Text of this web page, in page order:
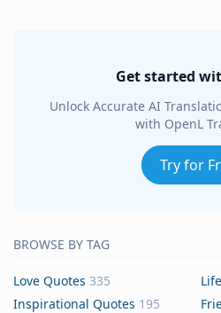
Get started
Unlock Accurate AI
with OpenL
Try for
BROWSE BY TAG
Love Quotes 335
Inspirational Quotes 195